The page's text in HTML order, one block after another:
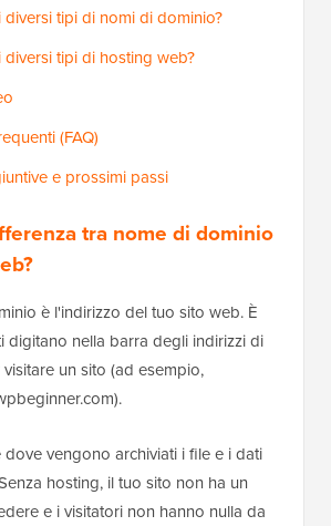
diversi tipi di nomi di dominio?
tipi di hosting web?
(FAQ)
e prossimi passi
tra nome di dominio
è l'indirizzo del tuo sito web. È
digitano nella barra degli indirizzi di
un sito (ad esempio,
dove vengono archiviati i file e i dati
hosting, il tuo sito non ha un
e i visitatori non hanno nulla da